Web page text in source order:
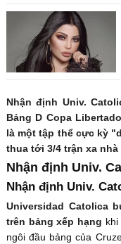
Nhận định Univ.
Bảng D Copa
là một tập thể cực kỳ
thua tới 3/4 trận xa nhà
Nhận định Univ.
Nhận định Univ.
Universidad Catolica
trên bảng xếp hạng
ngôi đầu bảng của